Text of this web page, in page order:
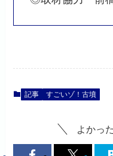
記事 すごいゾ！古墳
よかっ